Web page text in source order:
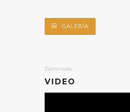
GALERÍA
Entrevista
VIDEO